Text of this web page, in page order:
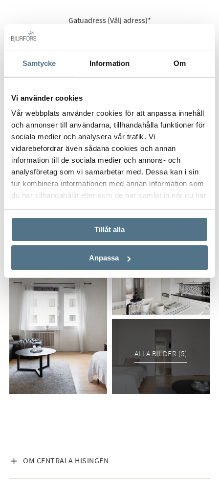
Samtycke Information Om
Vi använder cookies
Vår webbplats använder cookies för att anpassa innehåll
och annonser till användarna, tillhandahålla funktioner för
sociala medier och analysera vår trafik. Vi
vidarebefordrar även sådana cookies och annan
information till de sociala medier och annons- och
analysföretag som vi samarbetar med. Dessa kan i sin
tur kombinera informationen med annan information som
du har tillhandahållit eller som de har samlat in när du har
Tillåt alla
Anpassa
Gatuadress (Välj adress)*
Postnummer*
Ange ditt postnummer (5 siffror utan mellanslag)
ALLA BILDER (5)
OM CENTRALA HISINGEN
VISA INNEHÅLL